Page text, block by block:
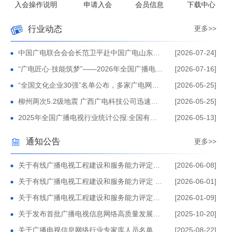
杯” 全国广播电视和网络视听行业职工调研能力 竞赛活动三
等奖
探寻历史脉络 感悟民族团结伟力 中国广电联合会网络委党
支部赴民族文化宫“铸牢中华民族共同体意识文物古籍展”开
展主题党日活动
中国广电联合会广播电视信息网络委员会党支部荣获 第四
批中央和国家机关“四强”党支部称号
刘文岚：用广电网络公共服务深层次改革赋能国家文化专网
建设发展
中广联合会广播电视信息网络工作委员会入会申请操作说明
办法（试行）》及正式启动相关能力评定工作的公告
《信息通信营业员国家职业标准》初审会在京召开
中广联合会网络委带队赴江苏有线 开展长三角广电网络一
网络行业电商业务座谈交流在上海开展
中广联合会广播电视信息网络委员会赴上海市广电网络协会
调研交流
“国家文化专网建设现场交流会”在苏州顺利召开
入会操作说明 申请入会 会员信息 下载中心
行业动态 更多>>
中国广电联合会会长范卫平赴中国广电山东网
[2026-07-24]
“广电匠心·技能筑梦”——2026年全国广播电视
业员职业技能竞赛启动仪式在
[2026-07-16]
“全国文化企业30强”名单公布，多家广电网络
[2026-05-25]
柳州两次5.2级地震 广西广电科技公司迅速启
[2026-05-25]
2025年全国广播电视行业统计公报:全国有线
[2026-05-13]
通知公告 更多>>
关于有线广播电视工程建设和服务能力评定结
[2026-06-08]
关于有线广播电视工程建设和服务能力评定 定
[2026-06-01]
关于有线广播电视工程建设和服务能力评定结
[2026-01-09]
关于发布首批广播电视信息网络高质量发展案
[2025-10-20]
关于广播电视信息网络行业专家库人员名单的
[2025-08-22]